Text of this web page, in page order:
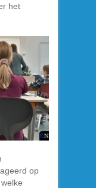
het
op